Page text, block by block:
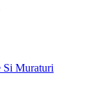
Si Muraturi